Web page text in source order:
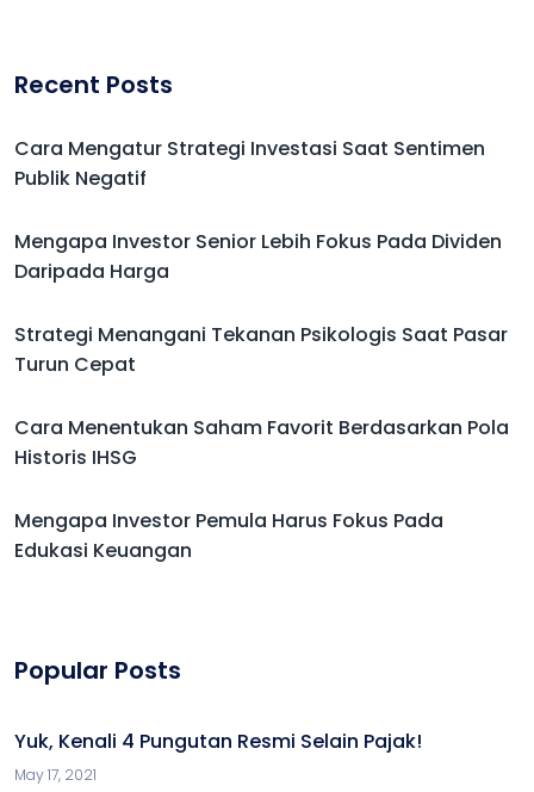
Recent Posts
Cara Mengatur Strategi Investasi Saat Sentimen
Publik Negatif
Mengapa Investor Senior Lebih Fokus Pada Dividen
Daripada Harga
Strategi Menangani Tekanan Psikologis Saat Pasar
Turun Cepat
Cara Menentukan Saham Favorit Berdasarkan Pola
Historis IHSG
Mengapa Investor Pemula Harus Fokus Pada
Edukasi Keuangan
Popular Posts
Yuk, Kenali 4 Pungutan Resmi Selain Pajak!
May 17, 2021